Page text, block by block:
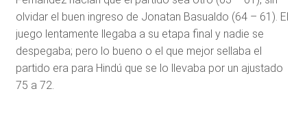
olvidar el buen ingreso de Jonatan Basualdo (64 – 61). El
juego lentamente llegaba a su etapa final y nadie se
despegaba; pero lo bueno o el que mejor sellaba el
partido era para Hindú que se lo llevaba por un ajustado
75 a 72.